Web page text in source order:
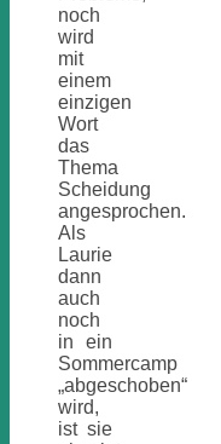
noch
wird
mit
einem
einzigen
Wort
das
Thema
Scheidung
angesprochen.
Als
Laurie
dann
auch
noch
in ein
Sommercamp
„abgeschoben“
wird,
ist sie